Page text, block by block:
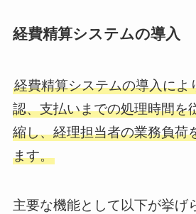
経費精算システムの導入
経費精算システムの導入によ
認、支払いまでの処理時間を
縮し、経理担当者の業務負荷
ます。
主要な機能として以下が挙げ